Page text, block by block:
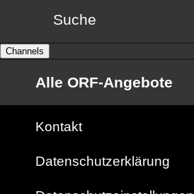
Suche
Channels
Alle ORF-Angebote
Kontakt
Datenschutzerklärung